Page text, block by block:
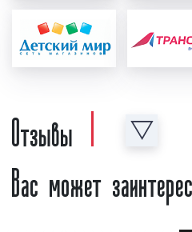
ФЗ «О рекламе».
юристами нашей
радиостанции.
рекламный
формирование
проверки
радиостанции,
"медиаплан". В
Отзывы
Вас может